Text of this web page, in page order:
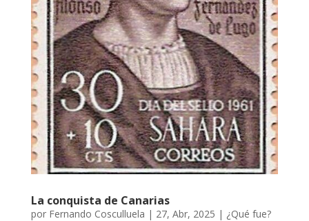
La conquista de Canarias
por Fernando Cosculluela | 27, Abr, 2025 | ¿Qué fue?